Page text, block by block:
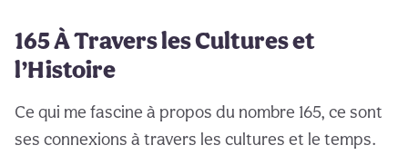
165 À Travers les Cultures et
l’Histoire
Ce qui me fascine à propos du nombre 165, ce sont
ses connexions à travers les cultures et le temps.